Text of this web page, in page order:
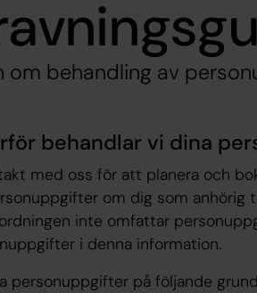
om behandling av
behandlar vi dina
med oss för att planera och
om dig som anhörig
inte omfattar
i denna information.
personuppgifter på följande